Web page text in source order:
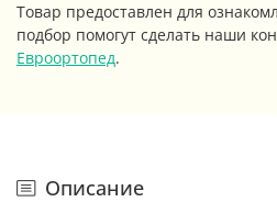
Товар предоставлен для
подбор помогут сделать наши
Евроортопед.
Описание